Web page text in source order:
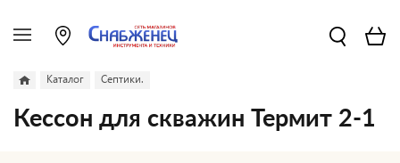
Каталог Септики.
Кессон для скважин Термит 2-1